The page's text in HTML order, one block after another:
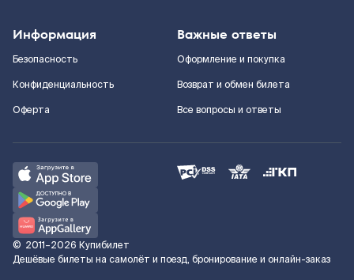
Информация
Безопасность
Конфиденциальность
Оферта
Важные ответы
Оформление и покупка
Возврат и обмен билета
Все вопросы и ответы
© 2011–2026 Купибилет
Дешёвые билеты на самолёт и поезд, бронирование и онлайн-заказ